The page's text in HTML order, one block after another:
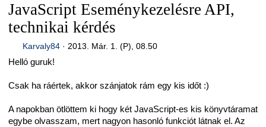
JavaScript Eseménykezelésre API,
technikai kérdés
Karvaly84· 2013. Már. 1. (P), 08.50
Helló guruk!
Csak ha ráértek, akkor szánjatok rám egy kis időt :)
A napokban ötlöttem ki hogy két JavaScript-es kis könyvtáramat
egybe olvasszam, mert nagyon hasonló funkciót látnak el. Az